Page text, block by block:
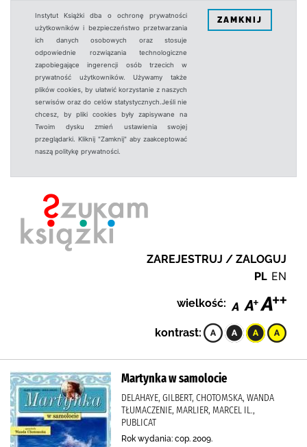
Instytut Książki dba o ochronę prywatności
użytkowników i bezpieczeństwo przetwarzania
ich danych osobowych oraz stosuje
odpowiednie rozwiązania technologiczne
zapobiegające ingerencji osób trzecich w
prywatność użytkowników. Używamy także
plików cookies, by ułatwić korzystanie z naszych
serwisów oraz do celów statystycznych.Jeśli nie
chcesz, by pliki cookies były zapisywane na
Twoim dysku zmień ustawienia swojej
przeglądarki. Kliknij "Zamknij" aby zaakceptować
naszą politykę prywatności.
ZAMKNIJ
ZAREJESTRUJ / ZALOGUJ
PL EN
wielkość:
kontrast:
Martynka w samolocie
DELAHAYE, GILBERT, CHOTOMSKA, WANDA
TŁUMACZENIE, MARLIER, MARCEL IL.,
PUBLICAT
Rok wydania: cop. 2009.